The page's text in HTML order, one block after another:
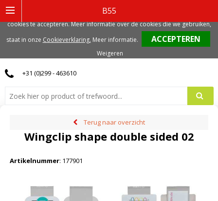
B55
0
+31 (0)299 - 463610
Terug naar overzicht
Wingclip shape double sided 02
Artikelnummer: 177901
gerelateerde cookies. Voor de beste gebruikerservaring, adviseren we deze
cookies te accepteren. Meer informatie over de cookies die we gebruiken,
staat in onze Cookieverklaring. Meer informatie.
Weigeren